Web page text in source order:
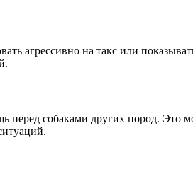
агрессивно на такс или
собаками других пород. Это